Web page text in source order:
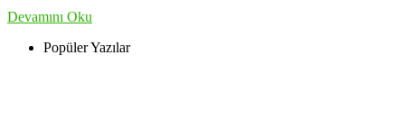
Devamını Oku
Popüler Yazılar